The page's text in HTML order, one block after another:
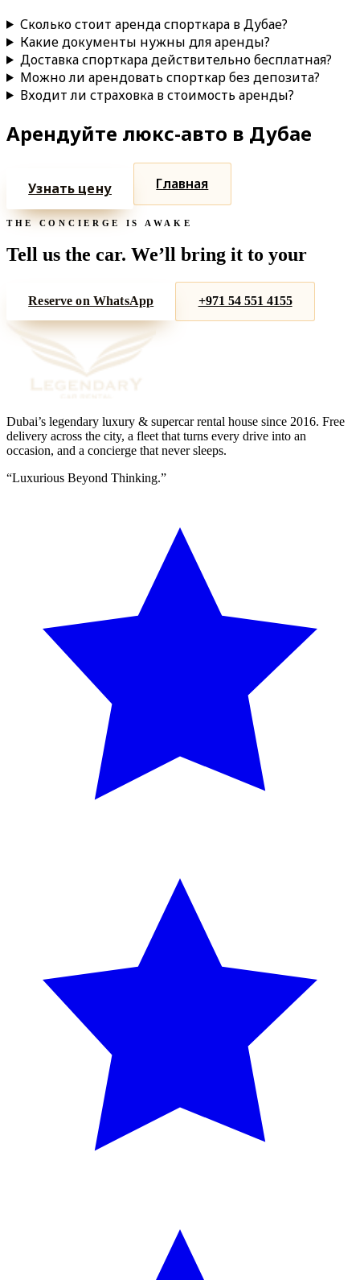
Сколько стоит аренда спорткара в Дубае?
Какие документы нужны для аренды?
Доставка спорткара действительно бесплатная?
Можно ли арендовать спорткар без депозита?
Входит ли страховка в стоимость аренды?
Арендуйте люкс-авто в Дубае
Узнать цену Главная
THE CONCIERGE IS AWAKE
Tell us the car. We’ll bring it to your
Reserve on WhatsApp +971 54 551 4155
Dubai’s legendary luxury & supercar rental house since 2016. Free
delivery across the city, a fleet that turns every drive into an
occasion, and a concierge that never sleeps.
“Luxurious Beyond Thinking.”